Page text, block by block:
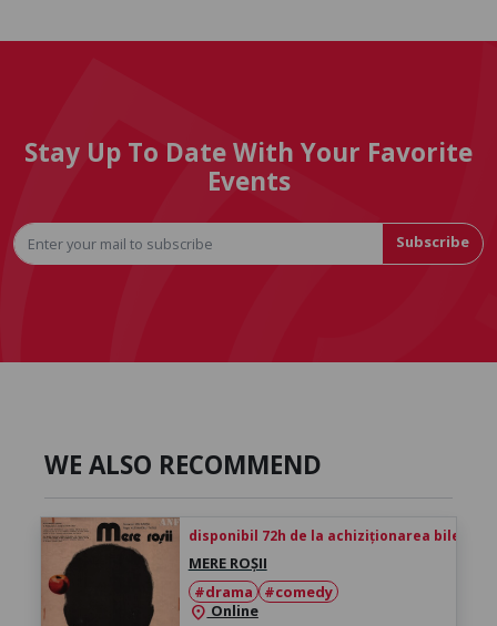
Stay Up To Date With Your Favorite
Events
Subscribe
WE ALSO RECOMMEND
disponibil 72h de la achiziționarea biletului
MERE ROȘII
#drama
#comedy
location_on Online